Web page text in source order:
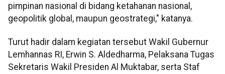
pimpinan nasional di bidang ketahanan nasional,
geopolitik global, maupun geostrategi," katanya.
Turut hadir dalam kegiatan tersebut Wakil Gubernur
Lemhannas RI, Erwin S. Aldedharma, Pelaksana Tugas
Sekretaris Wakil Presiden Al Muktabar, serta Staf